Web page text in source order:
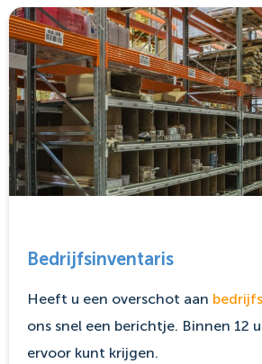
Bedrijfsinventaris
Heeft u een overschot aan
ons snel een berichtje. Binnen 12
ervoor kunt krijgen.